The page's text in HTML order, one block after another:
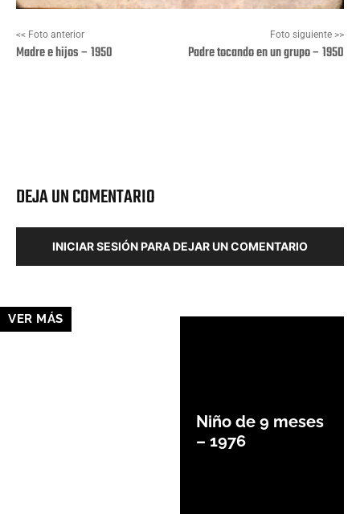
<< Foto anterior
Madre e hijos – 1950
Foto siguiente >>
Padre tocando en un grupo – 1950
DEJA UN COMENTARIO
INICIAR SESIÓN PARA DEJAR UN COMENTARIO
VER MÁS
Niño de 9 meses
– 1976